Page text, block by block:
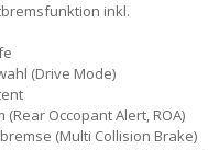
inkl.
(Drive Mode)
Occopant Alert, ROA)
(Multi Collision Brake)